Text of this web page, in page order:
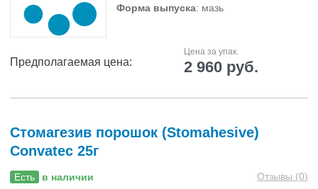
Форма выпуска: мазь
Предполагаемая цена:
Цена за упак.
2 960 руб.
Стомагезив порошок (Stomahesive)
Convatec 25г
Есть в наличии Отзывы (0)